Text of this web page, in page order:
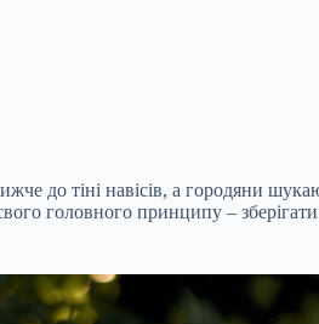
до тіні навісів, а городяни
головного принципу –